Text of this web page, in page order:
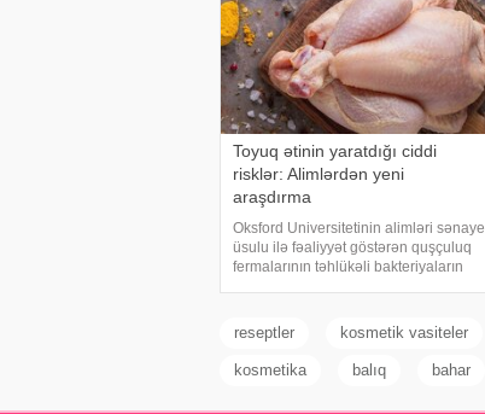
Toyuq ətinin yaratdığı ciddi
risklər: Alimlərdən yeni
araşdırma
Oksford Universitetinin alimləri sənaye
üsulu ilə fəaliyyət göstərən quşçuluq
fermalarının təhlükəli bakteriyaların
araşdırma zamanı son 45 i
reseptler kosmetik vasiteler
kosmetika balıq bahar